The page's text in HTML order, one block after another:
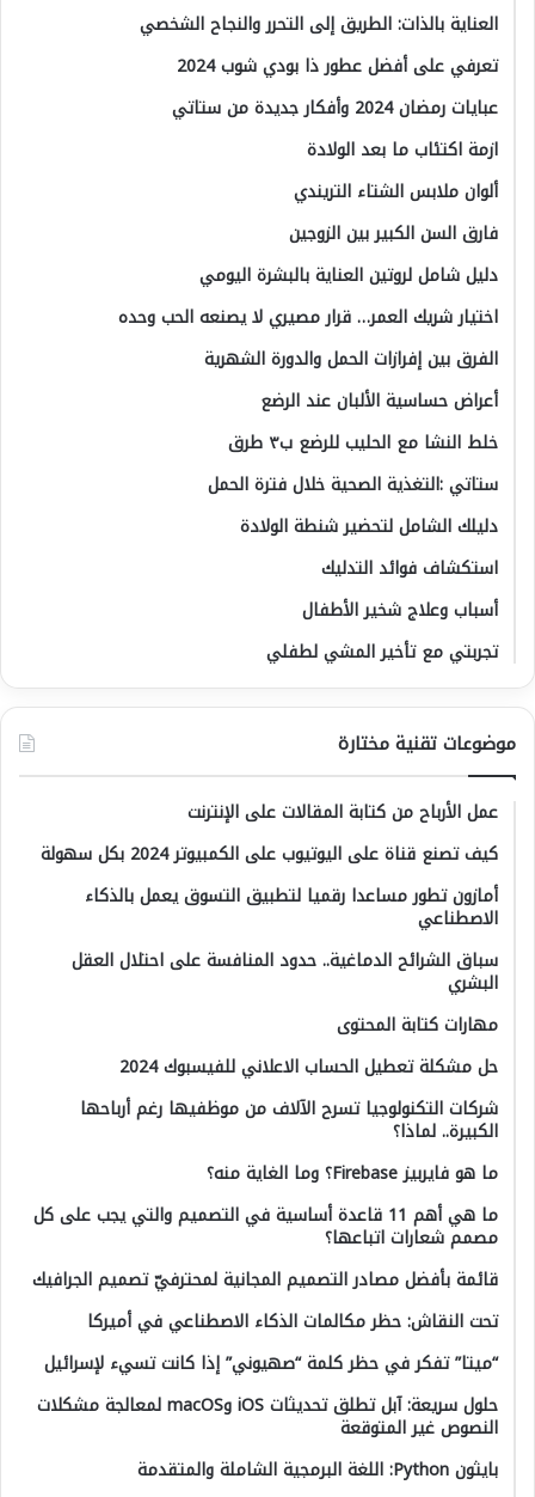
العناية بالذات: الطريق إلى التحرر والنجاح الشخصي
تعرفي على أفضل عطور ذا بودي شوب 2024
عبايات رمضان 2024 وأفكار جديدة من ستاتي
ازمة اكتئاب ما بعد الولادة
ألوان ملابس الشتاء التريندي
فارق السن الكبير بين الزوجين
دليل شامل لروتين العناية بالبشرة اليومي
اختيار شريك العمر… قرار مصيري لا يصنعه الحب وحده
الفرق بين إفرازات الحمل والدورة الشهرية
أعراض حساسية الألبان عند الرضع
خلط النشا مع الحليب للرضع ب٣ طرق
ستاتي :التغذية الصحية خلال فترة الحمل
دليلك الشامل لتحضير شنطة الولادة
استكشاف فوائد التدليك
أسباب وعلاج شخير الأطفال
تجربتي مع تأخير المشي لطفلي
موضوعات تقنية مختارة
عمل الأرباح من كتابة المقالات على الإنترنت
كيف تصنع قناة على اليوتيوب على الكمبيوتر 2024 بكل سهولة
أمازون تطور مساعدا رقميا لتطبيق التسوق يعمل بالذكاء
الاصطناعي
سباق الشرائح الدماغية.. حدود المنافسة على احتلال العقل
البشري
مهارات كتابة المحتوى
حل مشكلة تعطيل الحساب الاعلاني للفيسبوك 2024
شركات التكنولوجيا تسرح الآلاف من موظفيها رغم أرباحها
الكبيرة.. لماذا؟
ما هو فايربيز Firebase؟ وما الغاية منه؟
ما هي أهم 11 قاعدة أساسية في التصميم والتي يجب على كل
مصمم شعارات اتباعها؟
قائمة بأفضل مصادر التصميم المجانية لمحترفيّ تصميم الجرافيك
تحت النقاش: حظر مكالمات الذكاء الاصطناعي في أميركا
“ميتا” تفكر في حظر كلمة “صهيوني” إذا كانت تسيء لإسرائيل
حلول سريعة: آبل تطلق تحديثات iOS وmacOS لمعالجة مشكلات
النصوص غير المتوقعة
بايثون Python: اللغة البرمجية الشاملة والمتقدمة